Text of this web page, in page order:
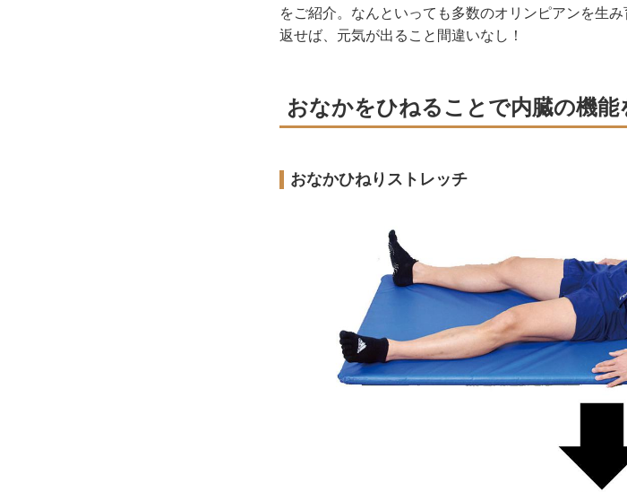
をご紹介。なんといっても多数のオリンピアンを生み
返せば、元気が出ること間違いなし！
おなかをひねることで内臓の機能
おなかひねりストレッチ